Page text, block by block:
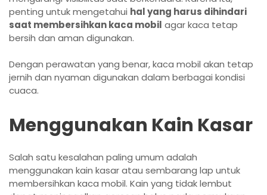
penting untuk mengetahui hal yang harus dihindari
saat membersihkan kaca mobil agar kaca tetap
bersih dan aman digunakan.
Dengan perawatan yang benar, kaca mobil akan tetap
jernih dan nyaman digunakan dalam berbagai kondisi
cuaca.
Menggunakan Kain Kasar
Salah satu kesalahan paling umum adalah
menggunakan kain kasar atau sembarang lap untuk
membersihkan kaca mobil. Kain yang tidak lembut